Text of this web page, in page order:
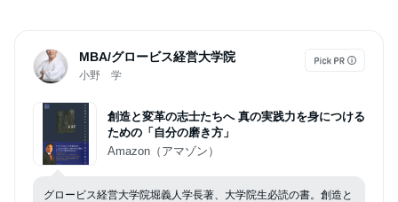
MBA/グロービス経営大学院
小野 学
創造と変革の志士たちへ 真の実践力を身につける
ための「自分の磨き方」
Amazon（アマゾン）
グロービス経営大学院堀義人学長著、大学院生必読の書。創造と